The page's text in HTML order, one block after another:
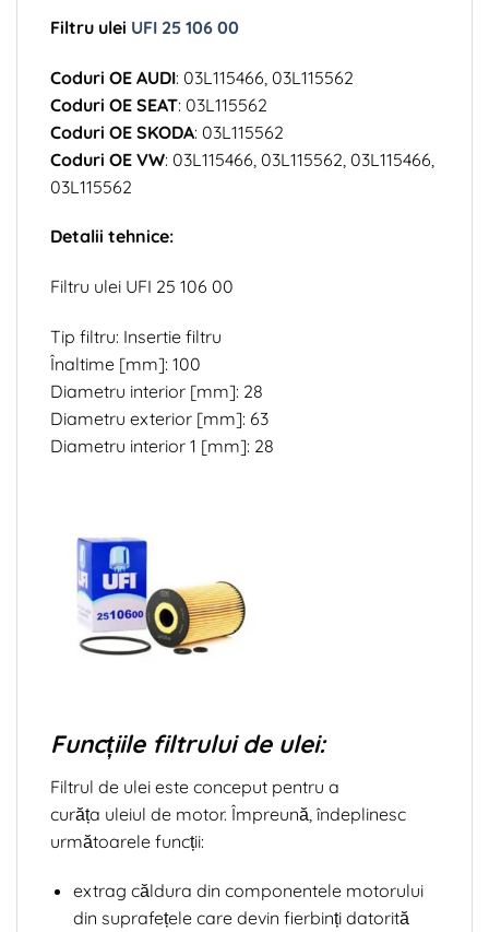
Filtru ulei UFI 25 106 00
Coduri OE AUDI: 03L115466, 03L115562
Coduri OE SEAT: 03L115562
Coduri OE SKODA: 03L115562
Coduri OE VW: 03L115466, 03L115562, 03L115466,
03L115562
Detalii tehnice:
Filtru ulei UFI 25 106 00
Tip filtru: Insertie filtru
Înaltime [mm]: 100
Diametru interior [mm]: 28
Diametru exterior [mm]: 63
Diametru interior 1 [mm]: 28
Funcțiile filtrului de ulei:
Filtrul de ulei este conceput pentru a
curăța uleiul de motor. Împreună, îndeplinesc
următoarele funcții:
extrag căldura din componentele motorului
din suprafețele care devin fierbinți datorită